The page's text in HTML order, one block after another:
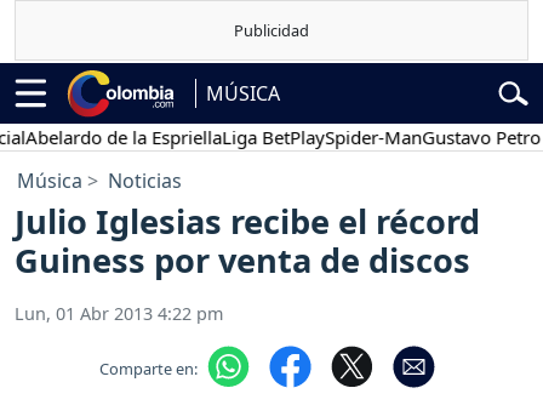
MÚSICA
de la EspriellaLiga BetPlaySpider-ManGustavo Petro
Música Noticias
Julio Iglesias recibe el récord
Guiness por venta de discos
Lun, 01 Abr 2013 4:22 pm
Comparte en: